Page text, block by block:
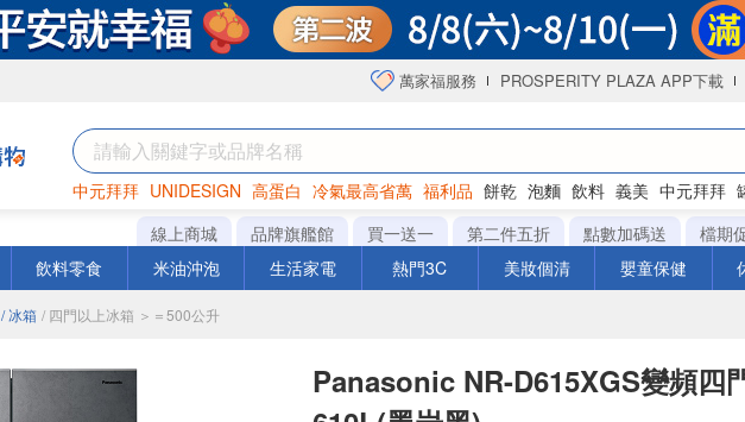
萬家福服務 PROSPERITY PLAZA APP下載
中元拜拜 UNIDESIGN 高蛋白 冷氣最高省萬 福利品 餅乾 泡麵 飲料 義美 中元拜拜
巧克力 衛生紙 咖啡
線上商城 品牌旗艦館 買一送一 第二件五折 點數加碼送
檔期
飲料零食 米油沖泡 生活家電 熱門3C 美妝個清 嬰童保健
/ 冰箱 / 四門以上冰箱 ＞＝500公升
Panasonic NR-D615XGS變頻四